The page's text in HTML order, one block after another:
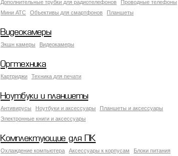
Дополнительные трубки для радиотелефонов
Проводные телефоны
Мини АТС
Объективы для смартфонов Планшеты
Видеокамеры
Экшн камеры Видеокамеры
Оргтехника
Картриджи Техника для печати
Ноутбуки и планшеты
Антивирусы Ноутбуки и аксессуары
Планшеты и аксессуары
Электронные книги и аксессуары
Комплектующие для ПК
Охлаждение компьютера Аксессуары к корпусам Блоки питания